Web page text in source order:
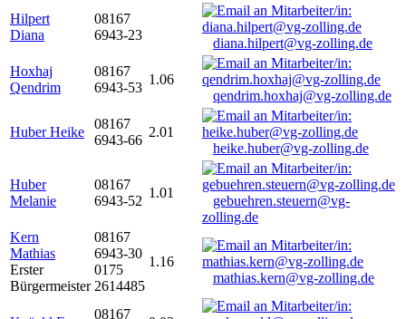
Hilpert
Diana
08167
6943-23
diana.hilpert@vg-zolling.de
Hoxhaj
Qendrim
08167
6943-53
1.06
qendrim.hoxhaj@vg-zolling.de
Huber Heike
08167
6943-66
2.01
heike.huber@vg-zolling.de
Huber
Melanie
08167
6943-52
1.01
gebuehren.steuern@vg-
zolling.de
Kern
Mathias
Erster
Bürgermeister
08167
6943-30
0175
2614485
1.16
mathias.kern@vg-zolling.de
08167